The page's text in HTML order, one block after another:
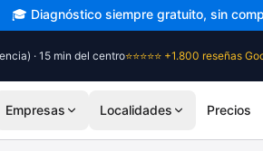
🎓 Diagnóstico siempre gratuito, sin
· 15 min del centro⭐⭐⭐⭐⭐ +1.800 reseñas
Empresas Localidades Precios